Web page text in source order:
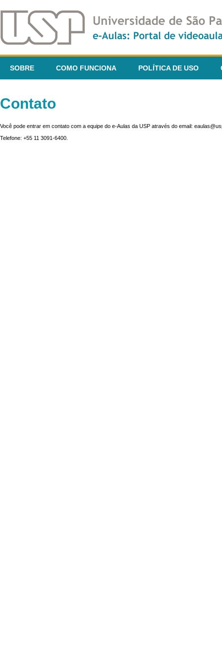
SOBRE COMO FUNCIONA POLÍTICA DE USO
Contato
Você pode entrar em contato com a equipe do e-Aulas da USP através do email:
Telefone: +55 11 3091-6400.